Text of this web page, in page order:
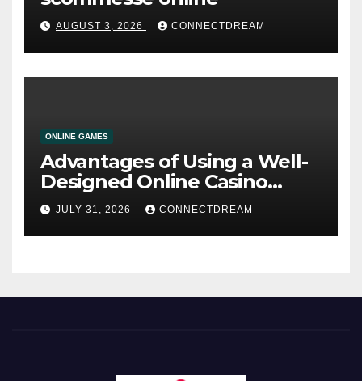
AUGUST 3, 2026 CONNECTDREAM
ONLINE GAMES
Advantages of Using a Well-
Designed Online Casino
Service
JULY 31, 2026 CONNECTDREAM